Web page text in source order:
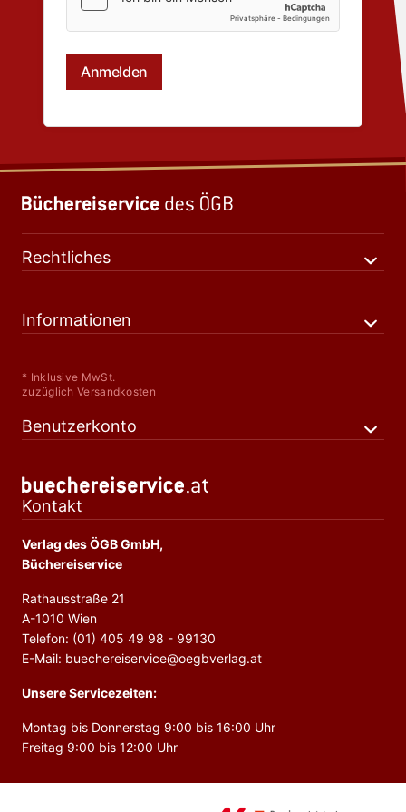
Rechtliches
Informationen
* Inklusive MwSt.
zuzüglich Versandkosten
Benutzerkonto
Kontakt
Verlag des ÖGB GmbH,
Büchereiservice
Rathausstraße 21
A-1010 Wien
Telefon: (01) 405 49 98 - 99130
E-Mail: buechereiservice@oegbverlag.at
Unsere Servicezeiten:
Montag bis Donnerstag 9:00 bis 16:00 Uhr
Freitag 9:00 bis 12:00 Uhr